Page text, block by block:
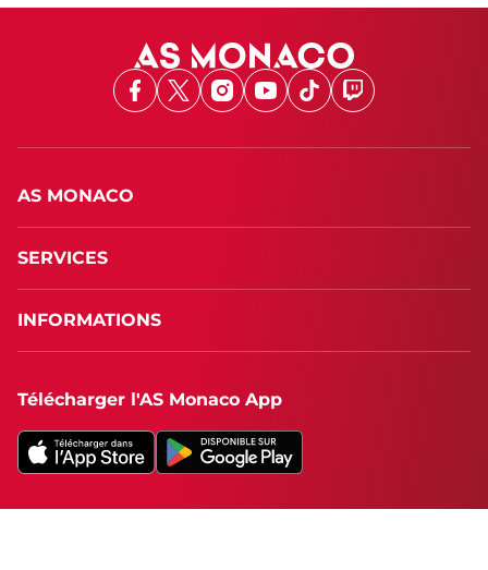
Facebook
X Instagram
Youtube
TikTokTwitch
AS MONACO
SERVICES
INFORMATIONS
Télécharger l'AS Monaco App